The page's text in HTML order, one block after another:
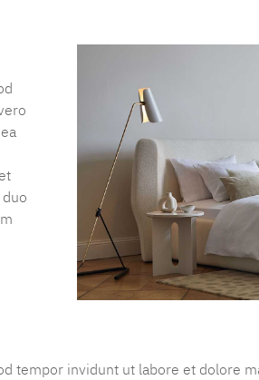
invidunt ut labore et dolore